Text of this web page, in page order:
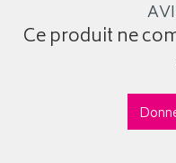
Ce produit ne